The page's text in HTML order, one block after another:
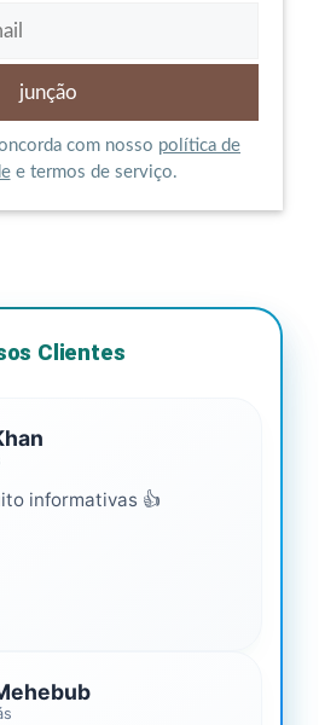
com nosso política de
e termos de serviço.
Clientes
informativas 👍